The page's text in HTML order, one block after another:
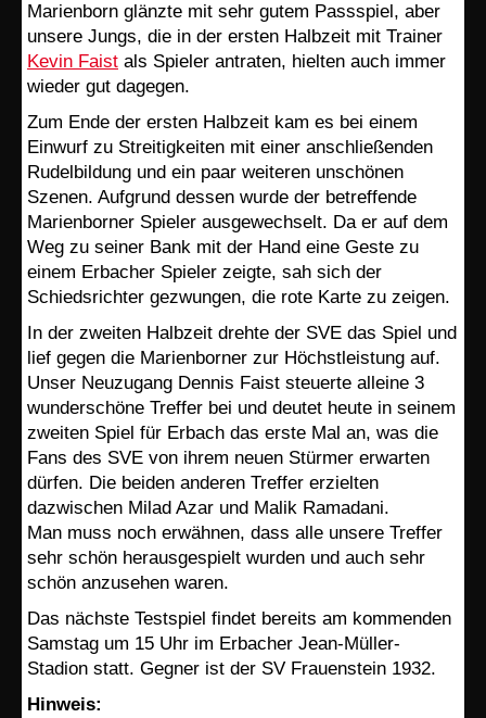
Marienborn glänzte mit sehr gutem Passspiel, aber
unsere Jungs, die in der ersten Halbzeit mit Trainer
Kevin Faist als Spieler antraten, hielten auch immer
wieder gut dagegen.
Zum Ende der ersten Halbzeit kam es bei einem
Einwurf zu Streitigkeiten mit einer anschließenden
Rudelbildung und ein paar weiteren unschönen
Szenen. Aufgrund dessen wurde der betreffende
Marienborner Spieler ausgewechselt. Da er auf dem
Weg zu seiner Bank mit der Hand eine Geste zu
einem Erbacher Spieler zeigte, sah sich der
Schiedsrichter gezwungen, die rote Karte zu zeigen.
In der zweiten Halbzeit drehte der SVE das Spiel und
lief gegen die Marienborner zur Höchstleistung auf.
Unser Neuzugang Dennis Faist steuerte alleine 3
wunderschöne Treffer bei und deutet heute in seinem
zweiten Spiel für Erbach das erste Mal an, was die
Fans des SVE von ihrem neuen Stürmer erwarten
dürfen. Die beiden anderen Treffer erzielten
dazwischen Milad Azar und Malik Ramadani.
Man muss noch erwähnen, dass alle unsere Treffer
sehr schön herausgespielt wurden und auch sehr
schön anzusehen waren.
Das nächste Testspiel findet bereits am kommenden
Samstag um 15 Uhr im Erbacher Jean-Müller-
Stadion statt. Gegner ist der SV Frauenstein 1932.
Hinweis: